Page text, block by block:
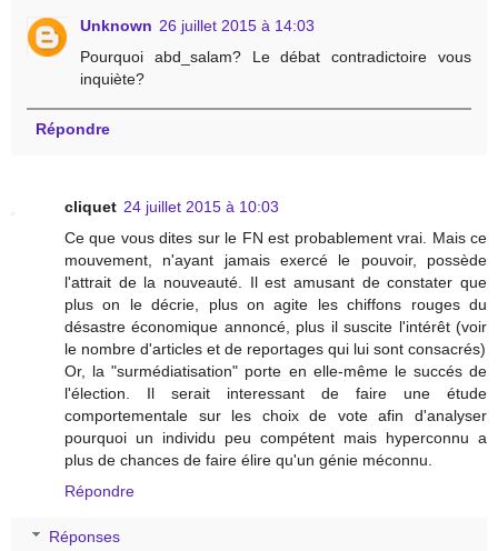
Unknown 26 juillet 2015 à 14:03
Pourquoi abd_salam? Le débat contradictoire vous
inquiète?
Répondre
cliquet 24 juillet 2015 à 10:03
Ce que vous dites sur le FN est probablement vrai. Mais ce
mouvement, n'ayant jamais exercé le pouvoir, possède
l'attrait de la nouveauté. Il est amusant de constater que
plus on le décrie, plus on agite les chiffons rouges du
désastre économique annoncé, plus il suscite l'intérêt (voir
le nombre d'articles et de reportages qui lui sont consacrés)
Or, la "surmédiatisation" porte en elle-même le succés de
l'élection. Il serait interessant de faire une étude
comportementale sur les choix de vote afin d'analyser
pourquoi un individu peu compétent mais hyperconnu a
plus de chances de faire élire qu'un génie méconnu.
Répondre
Réponses